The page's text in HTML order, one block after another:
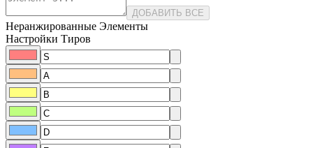
ДОБАВИТЬ ВСЕ
Неранжированные Элементы
Настройки Тиров